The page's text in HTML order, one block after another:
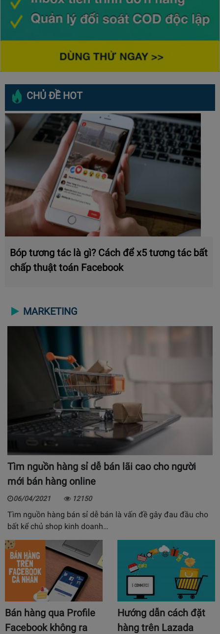
CHỦ ĐỀ HOT
Bóp tương tác là gì? Cách để x5 tương tác bất
chấp thuật toán Facebook
MARKETING
Tìm nguồn hàng sỉ dễ bán lãi cao cho người
mới bán hàng online
06/04/2021 12150
Tìm nguồn hàng bán sỉ dễ bán là vấn đề gây đau đầu cho
bất kể chủ shop kinh doanh…
Bán hàng qua Profile
Facebook không ra
Hướng dẫn cách đặt
hàng trên Lazada